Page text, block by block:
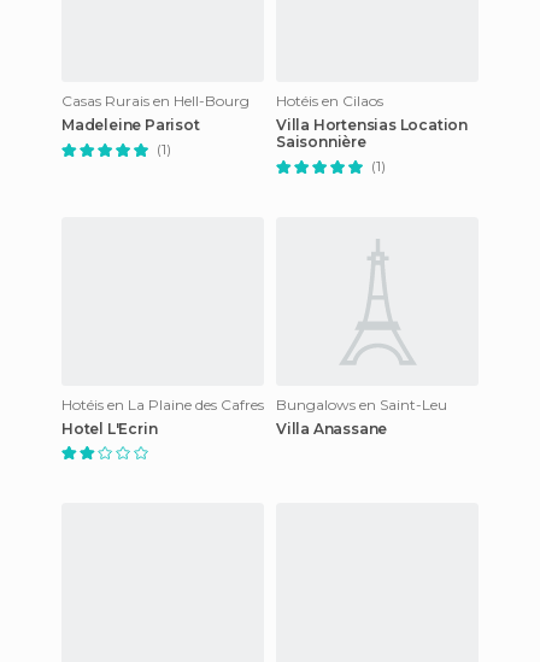
Casas Rurais en Hell-Bourg
Madeleine Parisot
(1)
Hotéis en Cilaos
Villa Hortensias Location
Saisonnière
(1)
Hotéis en La Plaine des Cafres
Hotel L'Ecrin
Bungalows en Saint-Leu
Villa Anassane